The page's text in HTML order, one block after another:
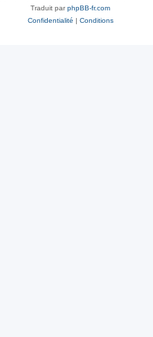
Traduit parphpBB-fr.com
Confidentialité | Conditions